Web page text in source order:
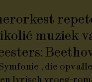
muziek
, die
lyrisch vroeg-